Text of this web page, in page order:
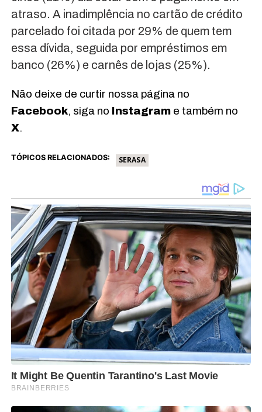
atraso. A inadimplência no cartão de crédito
parcelado foi citada por 29% de quem tem
essa dívida, seguida por empréstimos em
banco (26%) e carnês de lojas (25%).
Não deixe de curtir nossa página no
Facebook, siga no Instagrame também no
X.
TÓPICOS RELACIONADOS: SERASA